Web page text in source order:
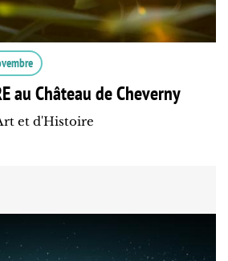
au Château de Cheverny
et d'Histoire